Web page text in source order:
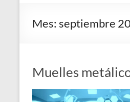
Mes: septiembre
Muelles